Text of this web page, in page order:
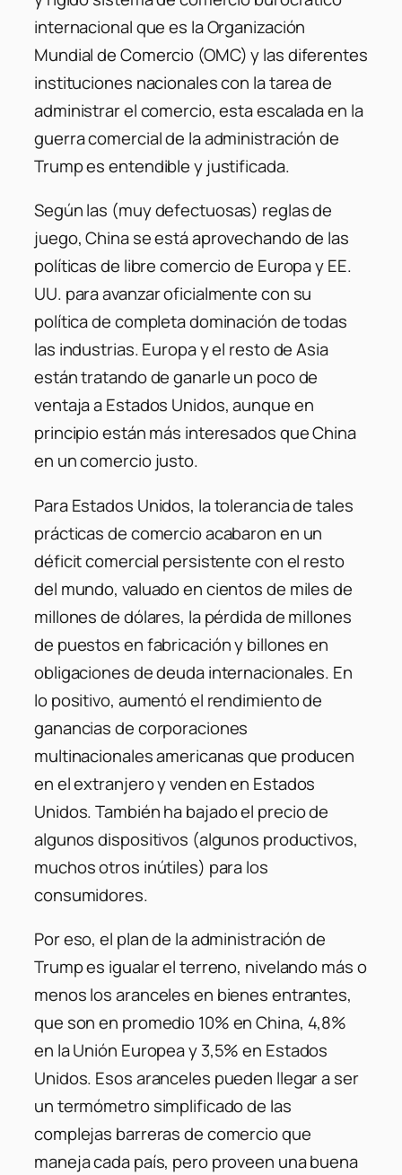
internacional que es la Organización
Mundial de Comercio (OMC) y las diferentes
instituciones nacionales con la tarea de
administrar el comercio, esta escalada en la
guerra comercial de la administración de
Trump es entendible y justificada.
Según las (muy defectuosas) reglas de
juego, China se está aprovechando de las
políticas de libre comercio de Europa y EE.
UU. para avanzar oficialmente con su
política de completa dominación de todas
las industrias. Europa y el resto de Asia
están tratando de ganarle un poco de
ventaja a Estados Unidos, aunque en
principio están más interesados que China
en un comercio justo.
Para Estados Unidos, la tolerancia de tales
prácticas de comercio acabaron en un
déficit comercial persistente con el resto
del mundo, valuado en cientos de miles de
millones de dólares, la pérdida de millones
de puestos en fabricación y billones en
obligaciones de deuda internacionales. En
lo positivo, aumentó el rendimiento de
ganancias de corporaciones
multinacionales americanas que producen
en el extranjero y venden en Estados
Unidos. También ha bajado el precio de
algunos dispositivos (algunos productivos,
muchos otros inútiles) para los
consumidores.
Por eso, el plan de la administración de
Trump es igualar el terreno, nivelando más o
menos los aranceles en bienes entrantes,
que son en promedio 10% en China, 4,8%
en la Unión Europea y 3,5% en Estados
Unidos. Esos aranceles pueden llegar a ser
un termómetro simplificado de las
complejas barreras de comercio que
maneja cada país, pero proveen una buena